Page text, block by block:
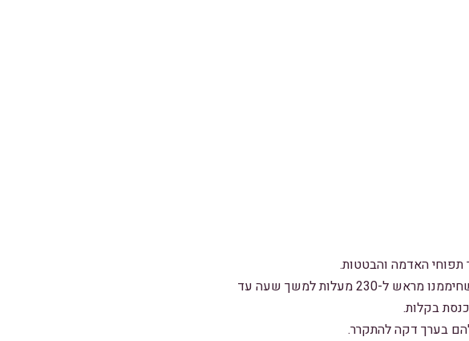
האדמה והבטטות.
מסדרים את תפוחי האדמה והבטטות על רשת אפיה של התנור ואופים בתנור שחיממנו מראש ל-230 מעלות למשך שעה עד
בקלות.
בערך דקה להתקרר.